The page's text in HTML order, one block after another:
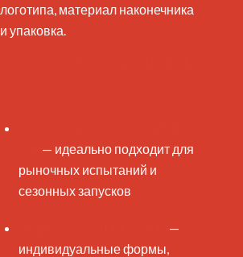
логотипа, материал наконечника
и упаковка.
— идеально подходит для
рыночных испытаний и
сезонных запусков
—
индивидуальные формы,